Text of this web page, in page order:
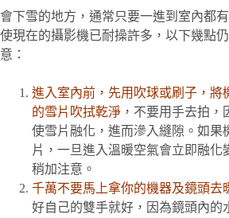
會下雪的地方，通常只要一進到室內都
使現在的攝影機已耐操許多，以下幾點
意：
進入室內前，先用吹球或刷子，將
的雪片吹拭乾淨 ，不要用手去拍，
使雪片融化，進而滲入縫隙。如果
片，一旦進入溫暖空氣會立即融化
稍加注意。
千萬不要馬上拿你的機器及鏡頭去
好自己的雙手就好，因為鏡頭內的